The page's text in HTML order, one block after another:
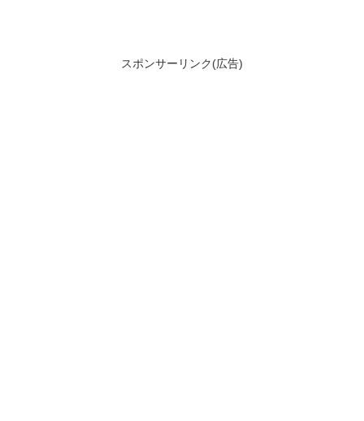
スポンサーリンク(広告)